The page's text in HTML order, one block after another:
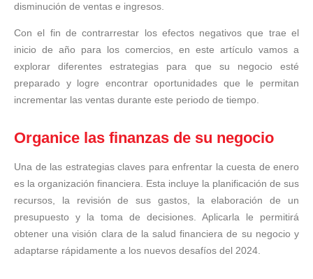
disminución de ventas e ingresos.
Con el fin de contrarrestar los efectos negativos que trae el
inicio de año para los comercios, en este artículo vamos a
explorar diferentes estrategias para que su negocio esté
preparado y logre encontrar oportunidades que le permitan
incrementar las ventas durante este periodo de tiempo.
Organice las finanzas de su negocio
Una de las estrategias claves para enfrentar la cuesta de enero
es la organización financiera. Esta incluye la planificación de sus
recursos, la revisión de sus gastos, la elaboración de un
presupuesto y la toma de decisiones. Aplicarla le permitirá
obtener una visión clara de la salud financiera de su negocio y
adaptarse rápidamente a los nuevos desafíos del 2024.